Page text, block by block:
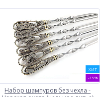
ХИТ
-19%
Набор шампуров без чехла -